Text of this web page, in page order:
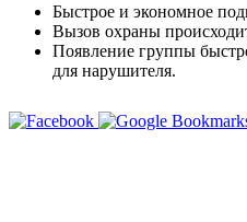
Быстрое и экономное
Вызов охраны
Появление группы
для нарушителя.